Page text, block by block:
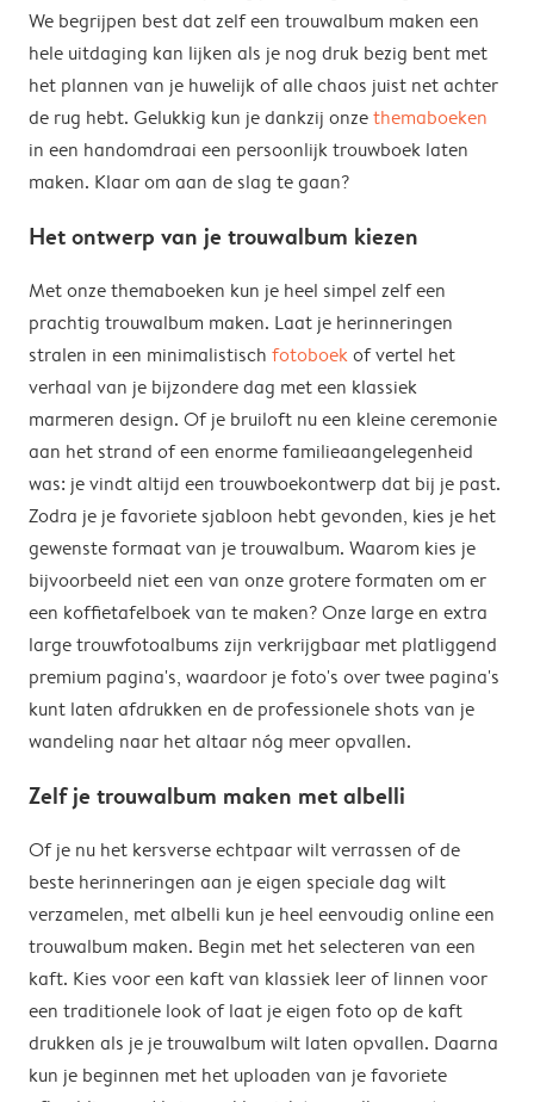
We begrijpen best dat zelf een trouwalbum maken een
hele uitdaging kan lijken als je nog druk bezig bent met
het plannen van je huwelijk of alle chaos juist net achter
de rug hebt. Gelukkig kun je dankzij onzethemaboeken
in een handomdraai een persoonlijk trouwboek laten
maken. Klaar om aan de slag te gaan?
Het ontwerp van je trouwalbum kiezen
Met onze themaboeken kun je heel simpel zelf een
prachtig trouwalbum maken. Laat je herinneringen
stralen in een minimalistisch fotoboekof vertel het
verhaal van je bijzondere dag met een klassiek
marmeren design. Of je bruiloft nu een kleine ceremonie
aan het strand of een enorme familieaangelegenheid
was: je vindt altijd een trouwboekontwerp dat bij je past.
Zodra je je favoriete sjabloon hebt gevonden, kies je het
gewenste formaat van je trouwalbum. Waarom kies je
bijvoorbeeld niet een van onze grotere formaten om er
een koffietafelboek van te maken? Onze large en extra
large trouwfotoalbums zijn verkrijgbaar met platliggend
premium pagina's, waardoor je foto's over twee pagina's
kunt laten afdrukken en de professionele shots van je
wandeling naar het altaar nóg meer opvallen.
Zelf je trouwalbum maken met albelli
Of je nu het kersverse echtpaar wilt verrassen of de
beste herinneringen aan je eigen speciale dag wilt
verzamelen, met albelli kun je heel eenvoudig online een
trouwalbum maken. Begin met het selecteren van een
kaft. Kies voor een kaft van klassiek leer of linnen voor
een traditionele look of laat je eigen foto op de kaft
drukken als je je trouwalbum wilt laten opvallen. Daarna
kun je beginnen met het uploaden van je favoriete